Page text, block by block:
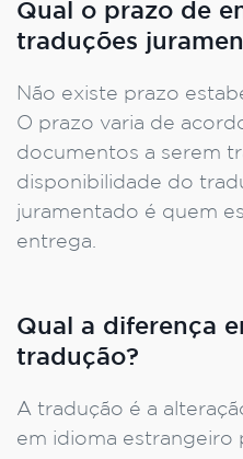
Qual o prazo de
traduções
Não existe prazo
O prazo varia de
documentos a serem
disponibilidade do
juramentado é quem
entrega.
Qual a diferença
tradução?
A tradução é a
em idioma estrangeiro